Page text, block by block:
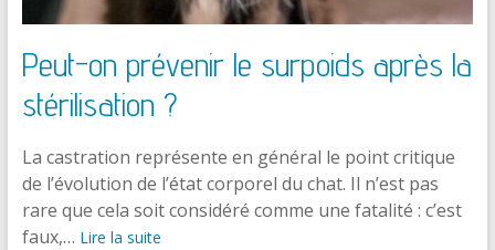
Peut-on prévenir le surpoids après la
stérilisation ?
La castration représente en général le point critique
de l’évolution de l’état corporel du chat. Il n’est pas
rare que cela soit considéré comme une fatalité : c’est
faux,… Lire la suite